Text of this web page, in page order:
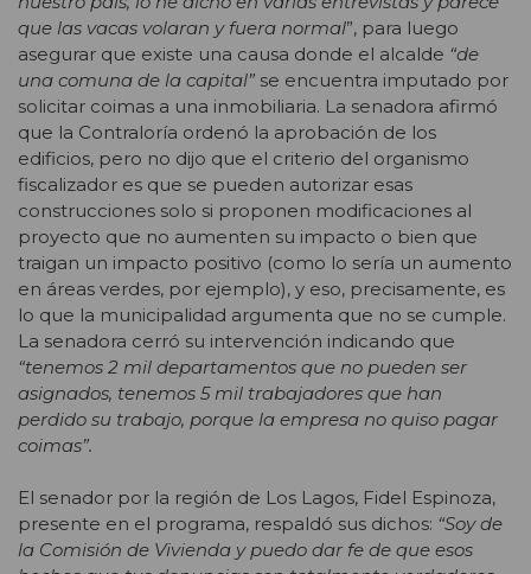
que las vacas volaran y fuera normal”, para luego
asegurar que existe una causa donde el alcalde “de
una comuna de la capital” se encuentra imputado por
solicitar coimas a una inmobiliaria. La senadora afirmó
que la Contraloría ordenó la aprobación de los
edificios, pero no dijo que el criterio del organismo
fiscalizador es que se pueden autorizar esas
construcciones solo si proponen modificaciones al
proyecto que no aumenten su impacto o bien que
traigan un impacto positivo (como lo sería un aumento
en áreas verdes, por ejemplo), y eso, precisamente, es
lo que la municipalidad argumenta que no se cumple.
La senadora cerró su intervención indicando que
“tenemos 2 mil departamentos que no pueden ser
asignados, tenemos 5 mil trabajadores que han
perdido su trabajo, porque la empresa no quiso pagar
coimas”.
El senador por la región de Los Lagos, Fidel Espinoza,
presente en el programa, respaldó sus dichos: “Soy de
la Comisión de Vivienda y puedo dar fe de que esos